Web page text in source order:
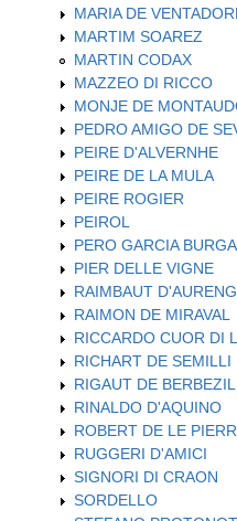
MARIA DE
MARTIM SOAREZ
MARTIN CODAX
MAZZEO DI RICCO
MONJE DE
PEDRO AMIGO DE
PEIRE D'ALVERNHE
PEIRE DE LA MULA
PEIRE ROGIER
PEIROL
PERO GARCIA
PIER DELLE VIGNE
RAIMBAUT
RAIMON DE MIRAVAL
RICCARDO CUOR DI
RICHART DE SEMILLI
RIGAUT DE
RINALDO D'AQUINO
ROBERT DE LE
RUGGERI D'AMICI
SIGNORI DI CRAON
SORDELLO